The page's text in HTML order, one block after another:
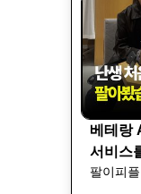
베테랑
서비스
팔이피